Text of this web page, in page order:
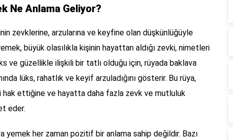
Ne Anlama Geliyor?
zevklerine, arzularına ve keyfine olan düşkünlüğüyle
büyük olasılıkla kişinin hayattan aldığı zevki, nimetleri
ve güzellikle ilişkili bir tatlı olduğu için, rüyada baklava
lüks, rahatlık ve keyif arzuladığını gösterir. Bu rüya,
hak ettiğine ve hayatta daha fazla zevk ve mutluluk
eder.
yemek her zaman pozitif bir anlama sahip değildir. Bazı